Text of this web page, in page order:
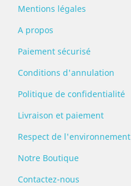
Mentions légales
A propos
Paiement sécurisé
Conditions d'annulation
Politique de confidentialité
Livraison et paiement
Respect de l'environnement
Notre Boutique
Contactez-nous